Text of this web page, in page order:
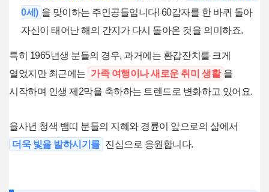
0세) 을 맞이하는 주인공들입니다! 60갑자를 한 바퀴 돌아
자신이 태어난 해의 간지가 다시 돌아온 것을 의미하죠.
특히 1965년생 분들의 경우, 과거에는 환갑잔치를 크게
열었지만 최근에는 가족 여행이나 새로운 취미 생활 을
시작하며 인생 제2막을 축하하는 트렌드로 변화하고 있어요.
을사년 청색 뱀띠 분들의 지혜와 경륜이 앞으로의 삶에서
더욱 빛을 발하시기를 진심으로 응원합니다.